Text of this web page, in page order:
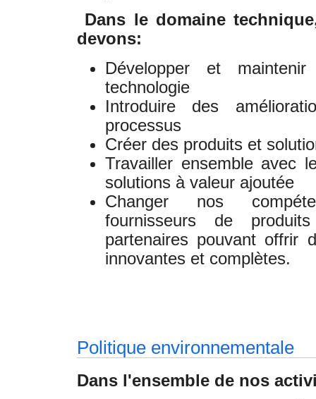
Dans le domaine
devons:
Développer et
technologie
Introduire des
processus
Créer des produits et
Travailler ensemble avec
solutions à valeur ajoutée
Changer nos
fournisseurs de
partenaires pouvant offrir
innovantes et complètes.
Politique environnementale
Dans l'ensemble de nos